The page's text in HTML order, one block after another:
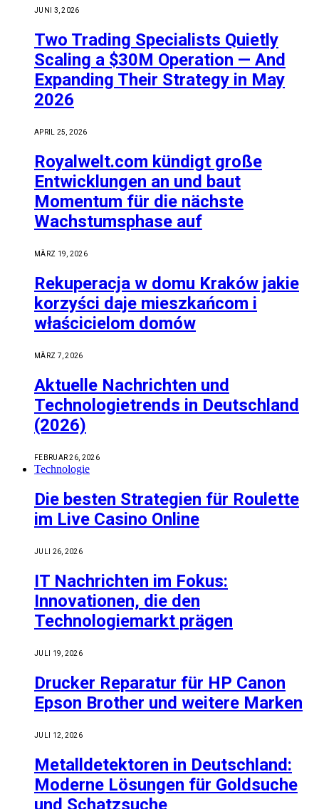
JUNI 3, 2026
Two Trading Specialists Quietly
Scaling a $30M Operation — And
Expanding Their Strategy in May
2026
APRIL 25, 2026
Royalwelt.com kündigt große
Entwicklungen an und baut
Momentum für die nächste
Wachstumsphase auf
MÄRZ 19, 2026
Rekuperacja w domu Kraków jakie
korzyści daje mieszkańcom i
właścicielom domów
MÄRZ 7, 2026
Aktuelle Nachrichten und
Technologietrends in Deutschland
(2026)
FEBRUAR 26, 2026
Technologie
Die besten Strategien für Roulette
im Live Casino Online
JULI 26, 2026
IT Nachrichten im Fokus:
Innovationen, die den
Technologiemarkt prägen
JULI 19, 2026
Drucker Reparatur für HP Canon
Epson Brother und weitere Marken
JULI 12, 2026
Metalldetektoren in Deutschland:
Moderne Lösungen für Goldsuche
und Schatzsuche